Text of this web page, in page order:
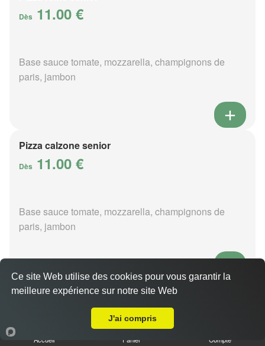
Dès 11.00 €
Base sauce tomate, mozzarella, champignons de
paris, jambon
Pizza calzone senior
Dès 11.00 €
Base sauce tomate, mozzarella, champignons de
paris, jambon
Pizza 4 fromages senior
Accueil Panier Compte
Ce site Web utilise des cookies pour vous garantir la
meilleure expérience sur notre site Web
J'ai compris